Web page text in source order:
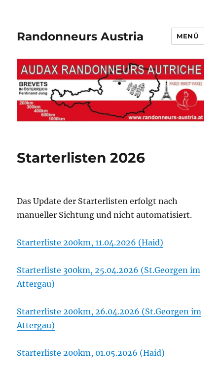
Randonneurs Austria MENÜ
Starterlisten 2026
Das Update der Starterlisten erfolgt nach
manueller Sichtung und nicht automatisiert.
Starterliste 200km, 11.04.2026 (Haid)
Starterliste 300km, 25.04.2026 (St.Georgen im
Attergau)
Starterliste 200km, 26.04.2026 (St.Georgen im
Attergau)
Starterliste 200km, 01.05.2026 (Haid)